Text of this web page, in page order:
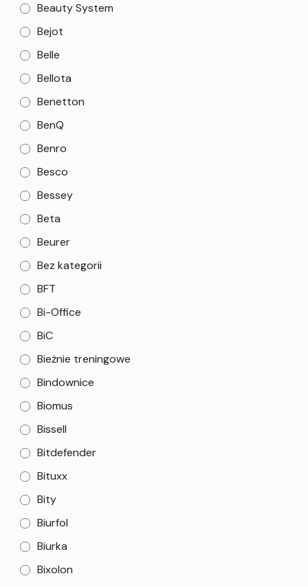
Beauty System
Bejot
Belle
Bellota
Benetton
BenQ
Benro
Besco
Bessey
Beta
Beurer
Bez kategorii
BFT
Bi-Office
BiC
Bieżnie treningowe
Bindownice
Biomus
Bissell
Bitdefender
Bituxx
Bity
Biurfol
Biurka
Bixolon